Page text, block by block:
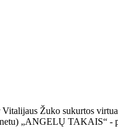
Žuko sukurtos
„ANGELŲ TAKAIS“ -